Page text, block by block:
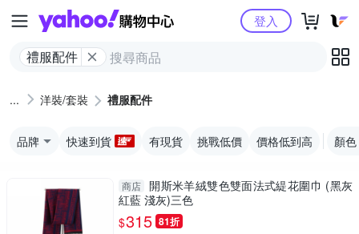
Yahoo購物中心
禮服配件
登入
洋裝/套裝 禮服配件
品牌 快速到貨 有現貨 挑戰低價 價格低到高 顏色
商店 開斯米羊絨雙色雙面法式緹花圍巾 (黑灰
紅藍 淺灰)三色
$315 81折